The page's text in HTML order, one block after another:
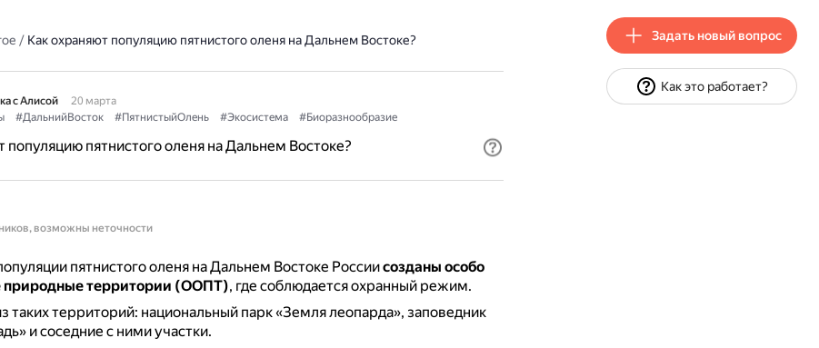
/ Как охраняют популяцию пятнистого оленя на Дальнем Востоке?
с Алисой
20 марта
#ДальнийВосток #ПятнистыйОлень #Экосистема #Биоразнообразие
популяцию пятнистого оленя на Дальнем Востоке?
возможны неточности
пятнистого оленя на Дальнем Востоке Россиисозданы особо
природные территории (ООПТ), где соблюдается охранный режим.
таких территорий: национальный парк «Земля леопарда», заповедник
и соседние с ними участки.
Задать новый вопрос
Как это работает?